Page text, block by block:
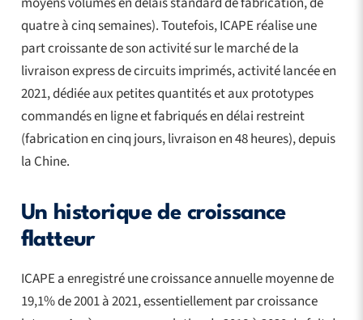
quatre à cinq semaines). Toutefois, ICAPE réalise une
part croissante de son activité sur le marché de la
livraison express de circuits imprimés, activité lancée en
2021, dédiée aux petites quantités et aux prototypes
commandés en ligne et fabriqués en délai restreint
(fabrication en cinq jours, livraison en 48 heures), depuis
la Chine.
Un historique de croissance
flatteur
ICAPE a enregistré une croissance annuelle moyenne de
19,1% de 2001 à 2021, essentiellement par croissance